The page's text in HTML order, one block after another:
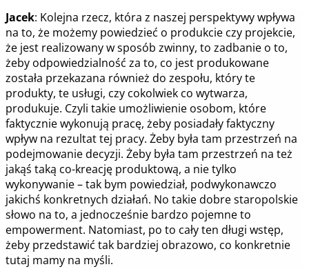
Jacek: Kolejna rzecz, która z naszej perspektywy wpływa
na to, że możemy powiedzieć o produkcie czy projekcie,
że jest realizowany w sposób zwinny, to zadbanie o to,
żeby odpowiedzialność za to, co jest produkowane
została przekazana również do zespołu, który te
produkty, te usługi, czy cokolwiek co wytwarza,
produkuje. Czyli takie umożliwienie osobom, które
faktycznie wykonują pracę, żeby posiadały faktyczny
wpływ na rezultat tej pracy. Żeby była tam przestrzeń na
podejmowanie decyzji. Żeby była tam przestrzeń na też
jakąś taką co-kreację produktową, a nie tylko
wykonywanie – tak bym powiedział, podwykonawczo
jakichś konkretnych działań. No takie dobre staropolskie
słowo na to, a jednocześnie bardzo pojemne to
empowerment. Natomiast, po to cały ten długi wstęp,
żeby przedstawić tak bardziej obrazowo, co konkretnie
tutaj mamy na myśli.